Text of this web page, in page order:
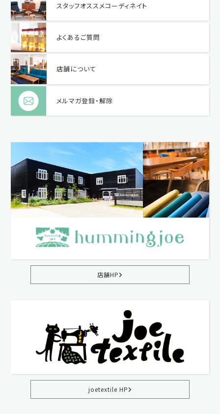
スタッフオススメコーディネイト
よくあるご質問
店舗について
メルマガ登録・解除
店舗HP
joetextile HP